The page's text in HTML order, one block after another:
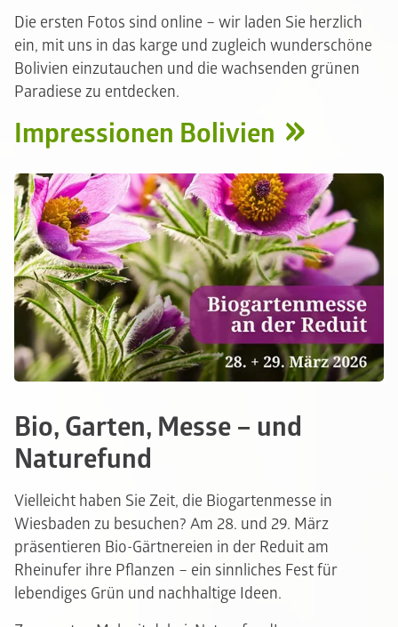
Die ersten Fotos sind online – wir laden Sie herzlich
ein, mit uns in das karge und zugleich wunderschöne
Bolivien einzutauchen und die wachsenden grünen
Paradiese zu entdecken.
Impressionen Bolivien
Bio, Garten, Messe – und
Naturefund
Vielleicht haben Sie Zeit, die Biogartenmesse in
Wiesbaden zu besuchen? Am 28. und 29. März
präsentieren Bio-Gärtnereien in der Reduit am
Rheinufer ihre Pflanzen – ein sinnliches Fest für
lebendiges Grün und nachhaltige Ideen.